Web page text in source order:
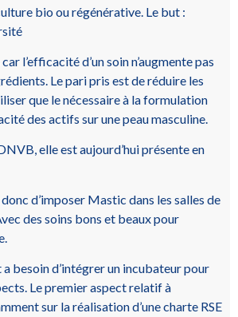
bio ou régénérative. Le but :
l’efficacité d’un soin n’augmente pas
Le pari pris est de réduire les
que le nécessaire à la formulation
des actifs sur une peau masculine.
elle est aujourd’hui présente en
d’imposer Mastic dans les salles de
des soins bons et beaux pour
besoin d’intégrer un incubateur pour
Le premier aspect relatif à
sur la réalisation d’une charte RSE